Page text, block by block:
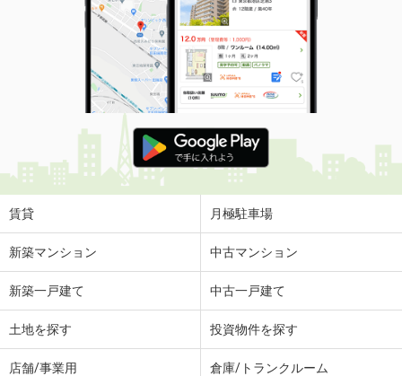
賃貸 月極駐車場
新築マンション 中古マンション
新築一戸建て 中古一戸建て
土地を探す 投資物件を探す
店舗/事業用 倉庫/トランクルーム